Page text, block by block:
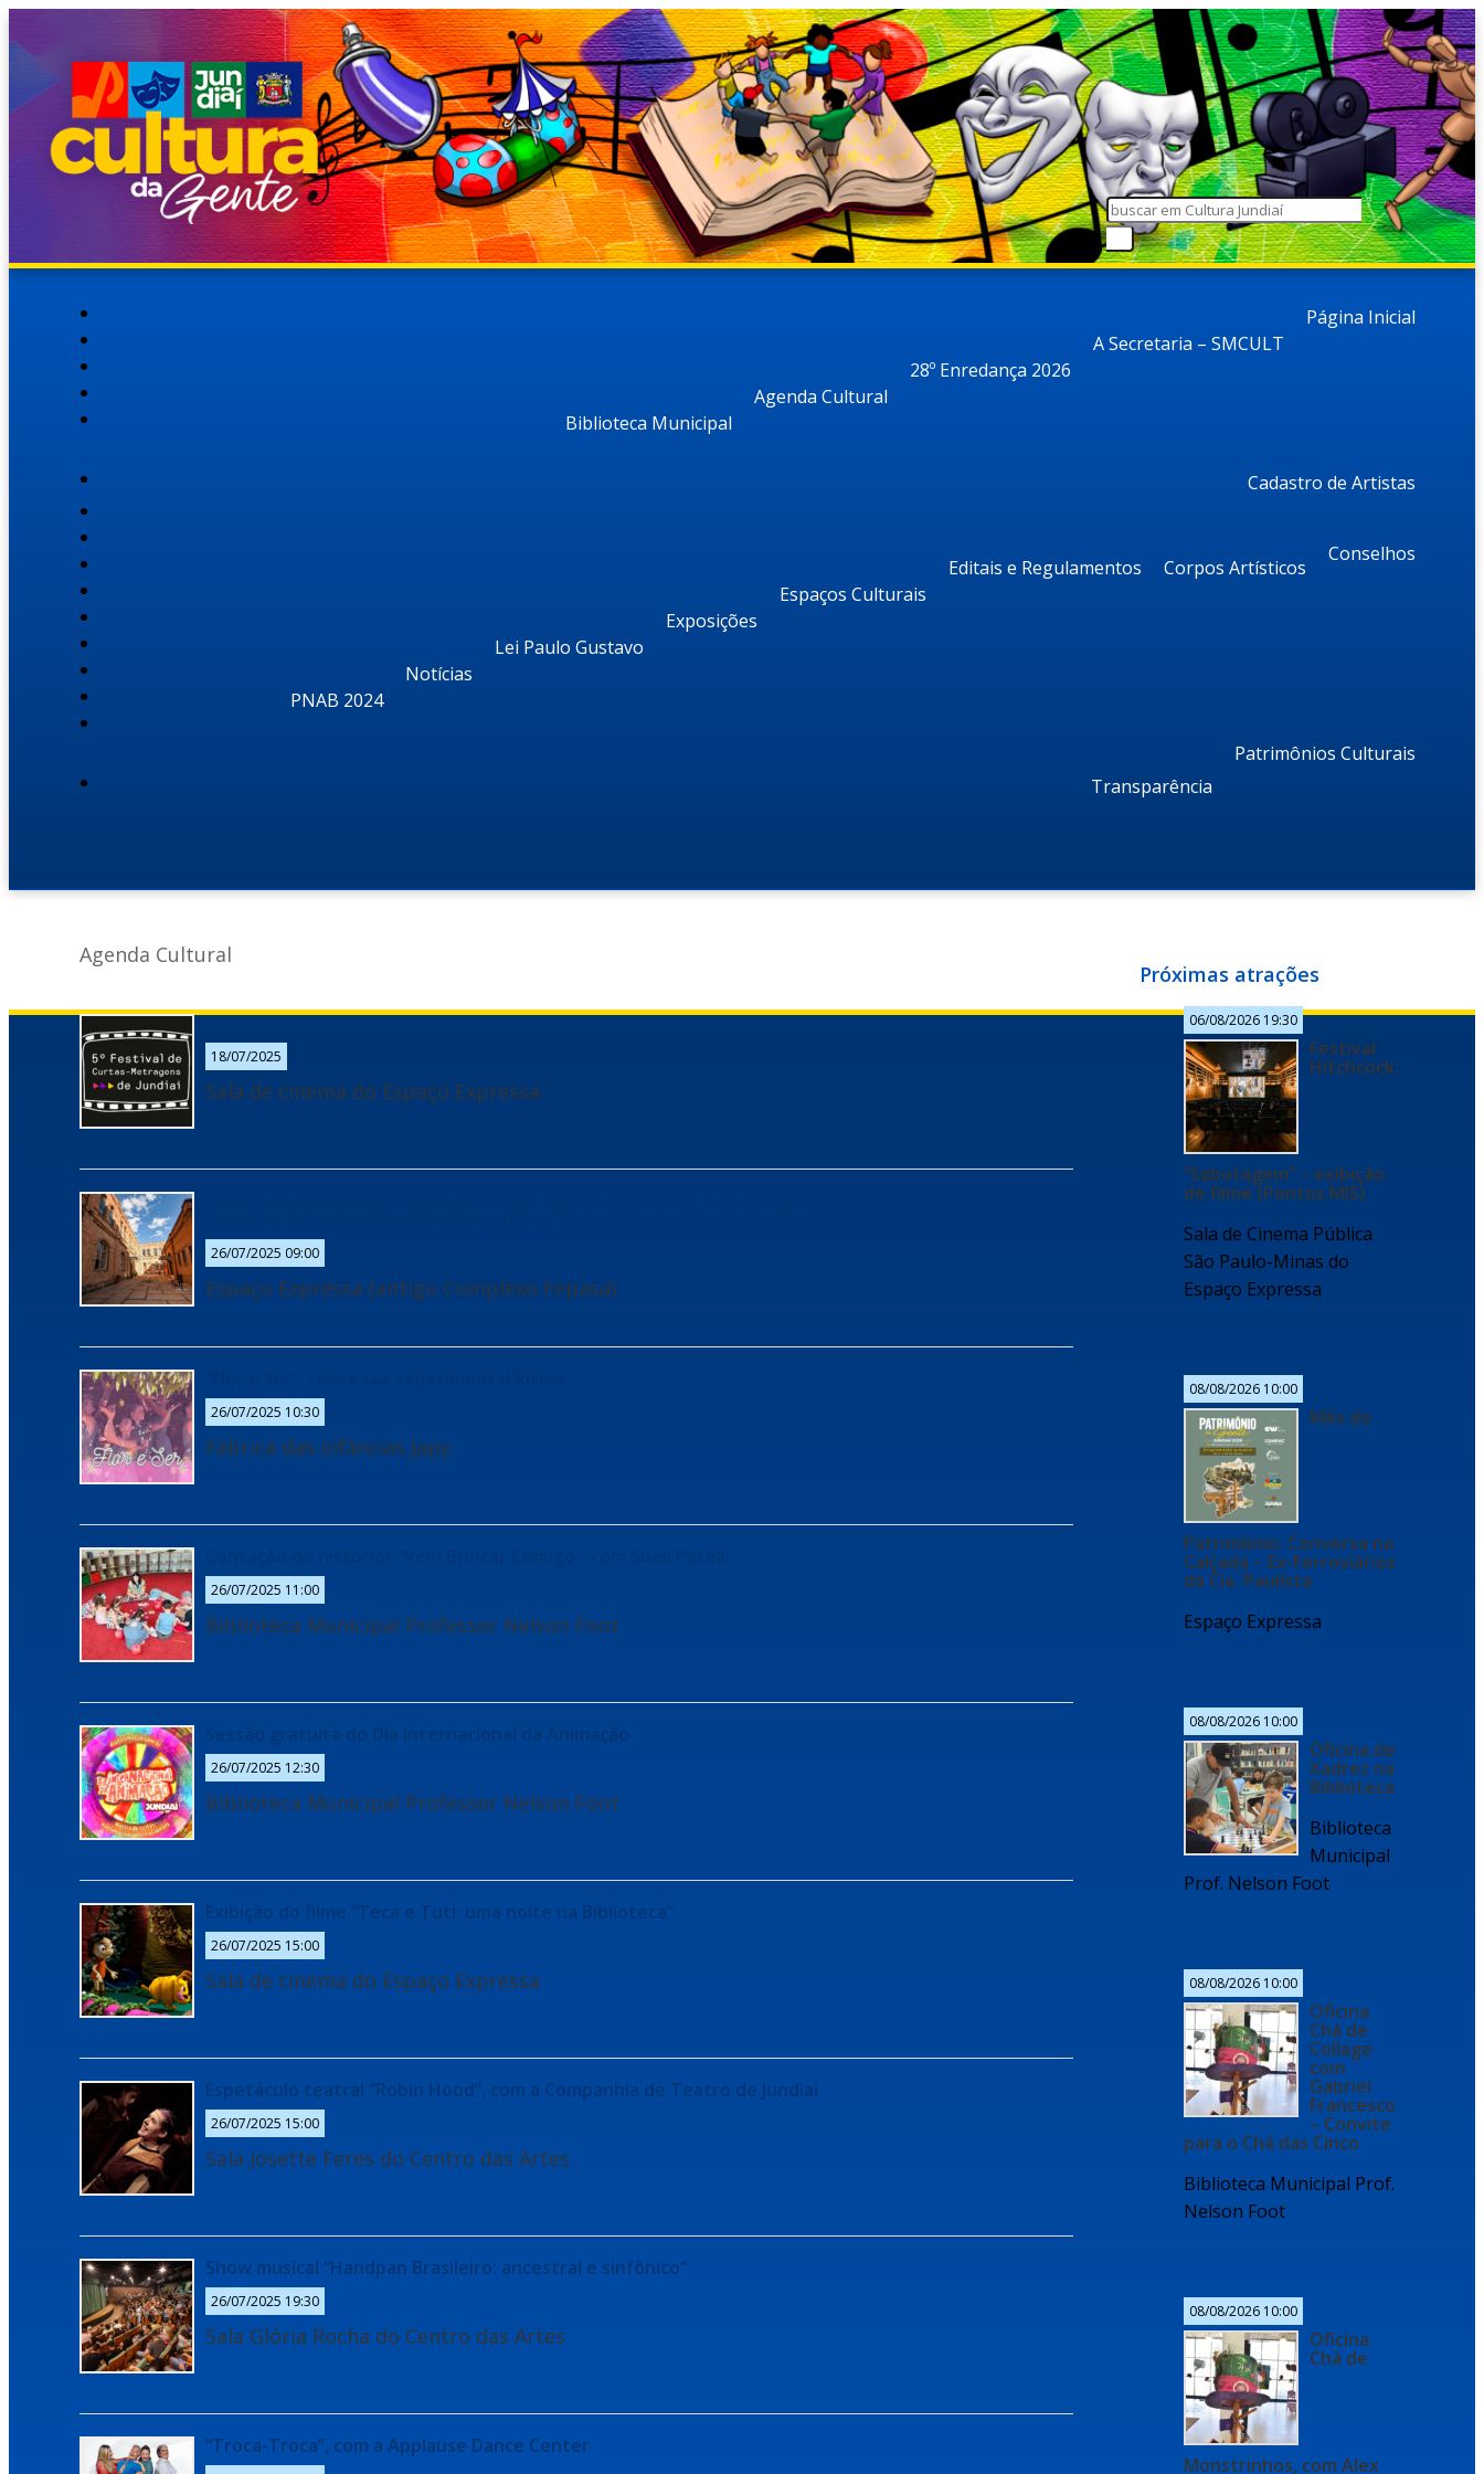
Página Inicial
A Secretaria – SMCULT
28º Enredança 2026
Agenda Cultural
Biblioteca Municipal
Cadastro de Artistas
Conselhos
Corpos Artísticos
Editais e Regulamentos
Espaços Culturais
Exposições
Lei Paulo Gustavo
Notícias
PNAB 2024
Patrimônios Culturais
Transparência
Agenda Cultural
5º Festival de Curtas-Metragens de Jundiaí 2025
18/07/2025
Sala de cinema do Espaço Expressa
26/07/2025 09:00
Espaço Expressa (antigo Complexo Fepasa)
26/07/2025 10:30
Fábrica das Infâncias Japy
26/07/2025 11:00
Biblioteca Municipal Professor Nelson Foot
Sessão gratuita do Dia Internacional da Animação
26/07/2025 12:30
Biblioteca Municipal Professor Nelson Foot
Exibição do filme “Teca e Tuti: uma noite na Biblioteca”
26/07/2025 15:00
Sala de cinema do Espaço Expressa
Espetáculo teatral “Robin Hood”, com a Companhia de Teatro de Jundiaí
26/07/2025 15:00
Sala Josette Feres do Centro das Artes
Show musical “Handpan Brasileiro: ancestral e sinfônico”
26/07/2025 19:30
Sala Glória Rocha do Centro das Artes
“Troca-Troca”, com a Applause Dance Center
Próximas atrações
06/08/2026 19:30
Festival
Hitchcock:
“Sabotagem” – exibição
de filme (Pontos MIS)
Sala de Cinema Pública
São Paulo-Minas do
Espaço Expressa
08/08/2026 10:00
Mês do
Patrimônio: Conversa na
Calçada – Ex-Ferroviários
da Cia. Paulista
Espaço Expressa
08/08/2026 10:00
Oficina de
Xadrez na
Biblioteca
Biblioteca
Municipal
Prof. Nelson Foot
08/08/2026 10:00
Oficina
Chá de
Collage
com
Gabriel
Francesco
– Convite
para o Chá das Cinco
Biblioteca Municipal Prof.
Nelson Foot
08/08/2026 10:00
Oficina
Chá de
Monstrinhos, com Alex